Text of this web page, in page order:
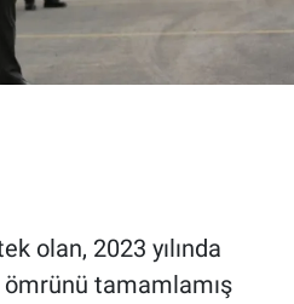
olan, 2023 yılında
tamamlamış